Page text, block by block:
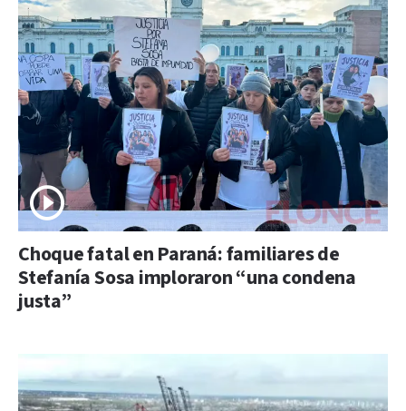
Choque fatal en Paraná: familiares de
Stefanía Sosa imploraron “una condena
justa”